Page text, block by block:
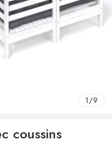
1/9
coussins